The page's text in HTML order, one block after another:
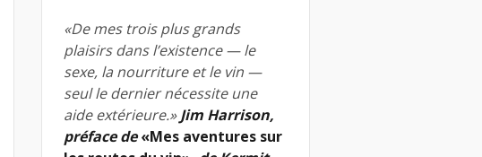
«De mes trois plus grands
plaisirs dans l’existence — le
sexe, la nourriture et le vin —
seul le dernier nécessite une
aide extérieure.»Jim Harrison,
préface de«Mes aventures sur